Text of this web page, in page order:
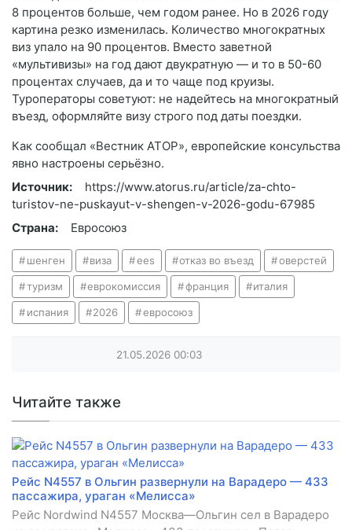
8 процентов больше, чем годом ранее. Но в 2026 году
картина резко изменилась. Количество многократных
виз упало на 90 процентов. Вместо заветной
«мультивизы» на год дают двукратную — и то в 50-60
процентах случаев, да и то чаще под круизы.
Туроператоры советуют: не надейтесь на многократный
въезд, оформляйте визу строго под даты поездки.
Как сообщал «Вестник АТОР», европейские консульства
явно настроены серьёзно.
Источник:
https://www.atorus.ru/article/za-chto-
turistov-ne-puskayut-v-shengen-v-2026-godu-67985
Страна:
Евросоюз
шенген виза ees отказ во въезд оверстей
туризм еврокомиссия франция италия
испания 2026 евросоюз
21.05.2026 00:03
Читайте также
Рейс N4557 в Ольгин развернули на Варадеро — 433
пассажира, ураган «Мелисса»
Рейс Nordwind N4557 Москва—Ольгин сел в Варадеро